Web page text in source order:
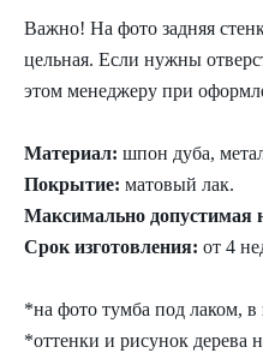
Важно! На фото задняя
цельная. Если нужны
этом менеджеру при
Материал: шпон дуба,
Покрытие: матовый лак.
Максимально допустимая
Срок изготовления: от 4
*на фото тумба под лаком, в
*оттенки и рисунок дерева